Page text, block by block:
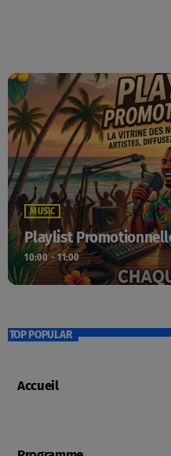
MUSIC
Playlist
10:00 - 11:00
TOP POPULAR
Accueil